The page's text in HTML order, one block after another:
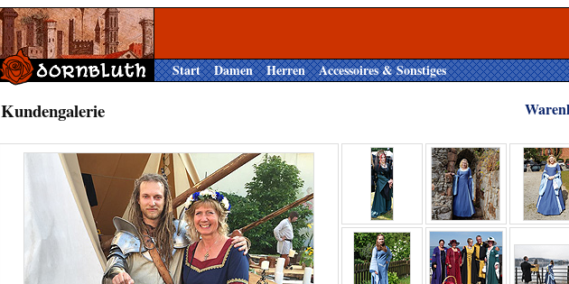
Start Damen Herren Accessoires & Sonstiges
Kundengalerie